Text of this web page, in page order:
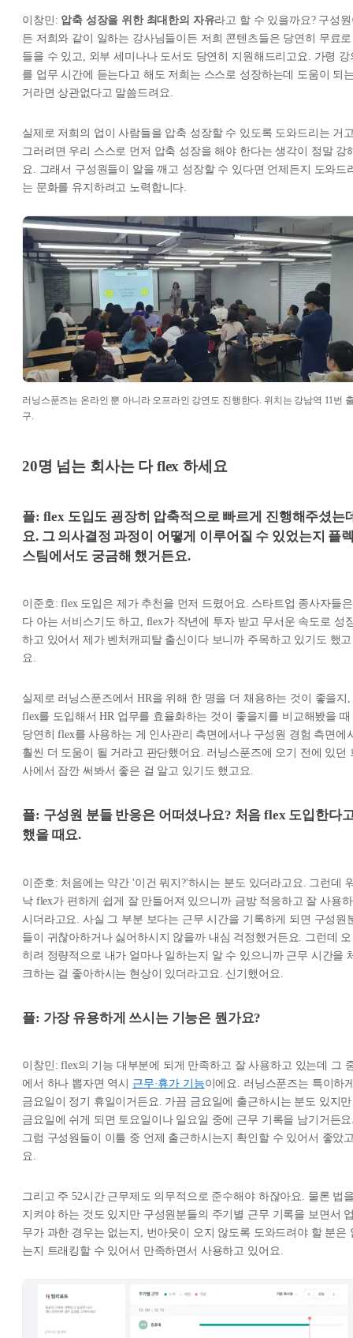
이창민: 압축 성장을 위한 최대한의 자유라고 할 수 있을까요? 구성
든 저희와 같이 일하는 강사님들이든 저희 콘텐츠들은 당연히 무료로
들을 수 있고, 외부 세미나나 도서도 당연히 지원해드리고요. 가령 강
를 업무 시간에 듣는다고 해도 저희는 스스로 성장하는데 도움이 되
거라면 상관없다고 말씀드려요.
실제로 저희의 업이 사람들을 압축 성장할 수 있도록 도와드리는 거
그러려면 우리 스스로 먼저 압축 성장을 해야 한다는 생각이 정말 강
요. 그래서 구성원들이 알을 깨고 성장할 수 있다면 언제든지 도와드
는 문화를 유지하려고 노력합니다.
러닝스푼즈는 온라인 뿐 아니라 오프라인 강연도 진행한다. 위치는 강남역 11번
구.
20명 넘는 회사는 다 flex 하세요
플: flex 도입도 굉장히 압축적으로 빠르게 진행해주셨는
요. 그 의사결정 과정이 어떻게 이루어질 수 있었는지 플
스팀에서도 궁금해 했거든요.
이준호: flex 도입은 제가 추천을 먼저 드렸어요. 스타트업 종사자들은
다 아는 서비스기도 하고, flex가 작년에 투자 받고 무서운 속도로 성
하고 있어서 제가 벤처캐피탈 출신이다 보니까 주목하고 있기도 했고
요.
실제로 러닝스푼즈에서 HR을 위해 한 명을 더 채용하는 것이 좋을지,
flex를 도입해서 HR 업무를 효율화하는 것이 좋을지를 비교해봤을 때
당연히 flex를 사용하는 게 인사관리 측면에서나 구성원 경험 측면에
훨씬 더 도움이 될 거라고 판단했어요. 러닝스푼즈에 오기 전에 있던
사에서 잠깐 써봐서 좋은 걸 알고 있기도 했고요.
플: 구성원 분들 반응은 어떠셨나요? 처음 flex 도입한다
했을 때요.
이준호: 처음에는 약간 '이건 뭐지?'하시는 분도 있더라고요. 그런데
낙 flex가 편하게 쉽게 잘 만들어져 있으니까 금방 적응하고 잘 사용하
시더라고요. 사실 그 부분 보다는 근무 시간을 기록하게 되면 구성원
들이 귀찮아하거나 싫어하시지 않을까 내심 걱정했거든요. 그런데 오
히려 정량적으로 내가 얼마나 일하는지 알 수 있으니까 근무 시간을
크하는 걸 좋아하시는 현상이 있더라고요. 신기했어요.
플: 가장 유용하게 쓰시는 기능은 뭔가요?
이창민: flex의 기능 대부분에 되게 만족하고 잘 사용하고 있는데 그
에서 하나 뽑자면 역시 근무·휴가 기능이에요. 러닝스푼즈는 특이하
금요일이 정기 휴일이거든요. 가끔 금요일에 출근하시는 분도 있지만
금요일에 쉬게 되면 토요일이나 일요일 중에 근무 기록을 남기거든
그럼 구성원들이 이틀 중 언제 출근하시는지 확인할 수 있어서 좋았
요.
그리고 주 52시간 근무제도 의무적으로 준수해야 하잖아요. 물론 법
지켜야 하는 것도 있지만 구성원분들의 주기별 근무 기록을 보면서
무가 과한 경우는 없는지, 번아웃이 오지 않도록 도와드려야 할 분은
는지 트래킹할 수 있어서 만족하면서 사용하고 있어요.